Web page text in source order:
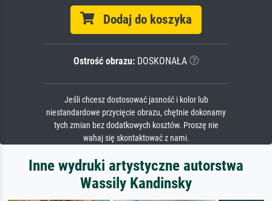
Dodaj do koszyka
Ostrość obrazu:DOSKONAŁA
Jeśli chcesz dostosować jasność i kolor lub
niestandardowe przycięcie obrazu, chętnie dokonamy
tych zmian bez dodatkowych kosztów. Proszę nie
wahaj się skontaktować z nami.
Inne wydruki artystyczne autorstwa
Wassily Kandinsky